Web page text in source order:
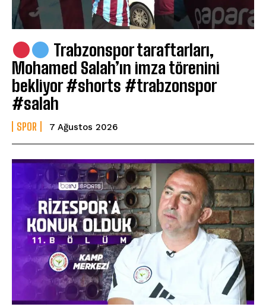
Trabzonspor taraftarları,
Mohamed Salah’ın imza törenini
bekliyor #shorts #trabzonspor
#salah
SPOR 7 Ağustos 2026